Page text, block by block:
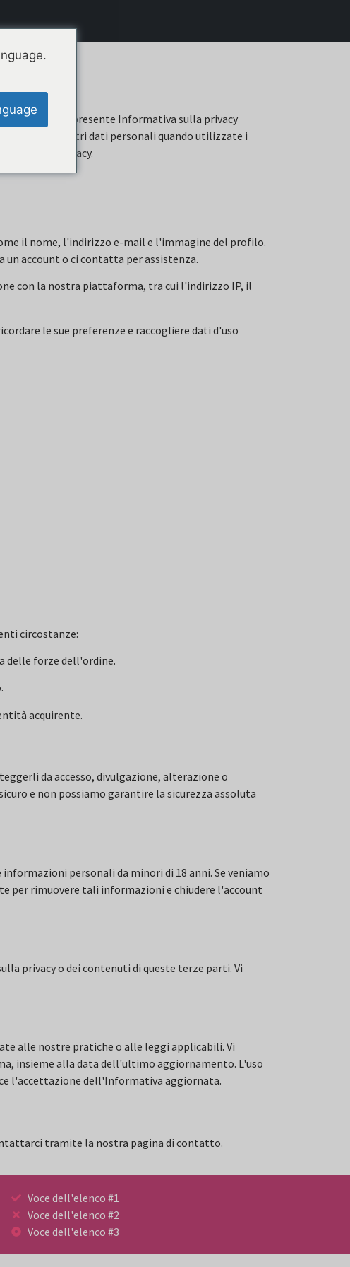
"utente"). La presente Informativa sulla privacy
i vostri dati personali quando utilizzate i
sulla privacy.
il nome, l'indirizzo e-mail e l'immagine del profilo.
account o ci contatta per assistenza.
con la nostra piattaforma, tra cui l'indirizzo IP, il
le sue preferenze e raccogliere dati d'uso
circostanze:
delle forze dell'ordine.
acquirente.
da accesso, divulgazione, alterazione o
e non possiamo garantire la sicurezza assoluta
personali da minori di 18 anni. Se veniamo
per rimuovere tali informazioni e chiudere l'account
privacy o dei contenuti di queste terze parti. Vi
alle nostre pratiche o alle leggi applicabili. Vi
insieme alla data dell'ultimo aggiornamento. L'uso
l'accettazione dell'Informativa aggiornata.
tramite la nostra pagina di contatto.
Voce dell'elenco #1
Voce dell'elenco #2
Voce dell'elenco #3